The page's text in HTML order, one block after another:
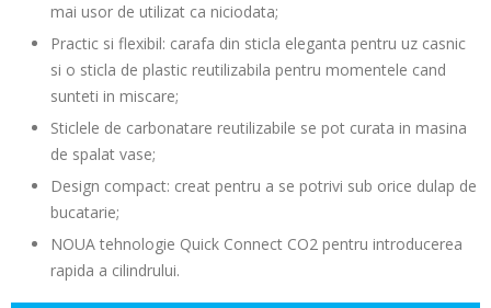
mai usor de utilizat ca niciodata;
Practic si flexibil: carafa din sticla eleganta pentru uz casnic
si o sticla de plastic reutilizabila pentru momentele cand
sunteti in miscare;
Sticlele de carbonatare reutilizabile se pot curata in masina
de spalat vase;
Design compact: creat pentru a se potrivi sub orice dulap de
bucatarie;
NOUA tehnologie Quick Connect CO2 pentru introducerea
rapida a cilindrului.